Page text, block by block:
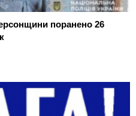
поранено 26